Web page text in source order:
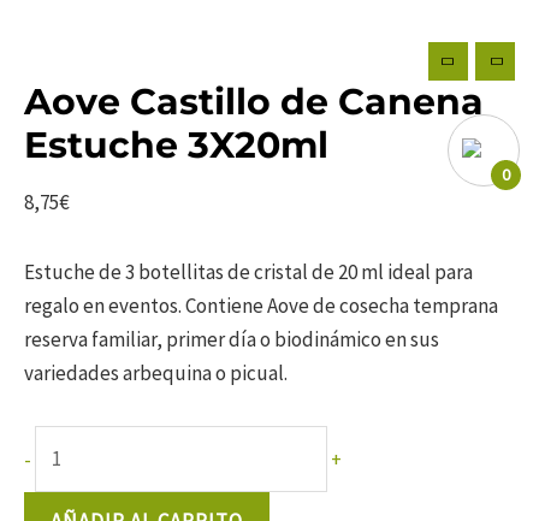
Aove Castillo de Canena
Estuche 3X20ml
8,75€
Estuche de 3 botellitas de cristal de 20 ml ideal para
regalo en eventos. Contiene Aove de cosecha temprana
reserva familiar, primer día o biodinámico en sus
variedades arbequina o picual.
-
Castillo
de
+
0